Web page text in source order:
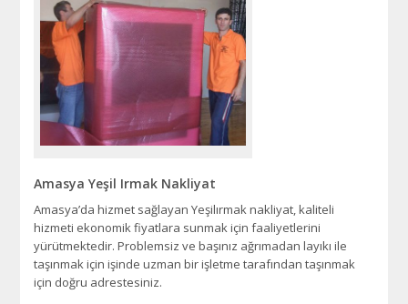
Amasya Yeşil Irmak Nakliyat
Amasya’da hizmet sağlayan Yeşilırmak nakliyat, kaliteli
hizmeti ekonomik fiyatlara sunmak için faaliyetlerini
yürütmektedir. Problemsiz ve başınız ağrımadan layıkı ile
taşınmak için işinde uzman bir işletme tarafından taşınmak
için doğru adrestesiniz.